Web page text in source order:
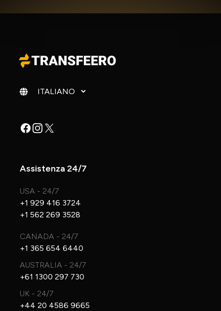
Cambia lingua
Facebook
Instagram
X
Assistenza 24/7
USA - 24/7
+1 929 416 3724
+1 562 269 3528
CANADA - 24/7
+1 365 654 6440
AUSTRALIA - 24/7
+61 1300 297 730
UK - 24/7
+44 20 4586 9665